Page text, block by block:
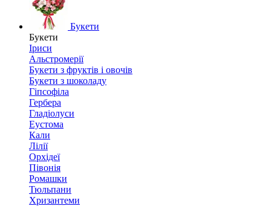
Букети
Букети
Іриси
Альстромерії
Букети з фруктів і овочів
Букети з шоколаду
Гіпсофіла
Гербера
Гладіолуси
Еустома
Кали
Лілії
Орхідеї
Півонія
Ромашки
Тюльпани
Хризантеми